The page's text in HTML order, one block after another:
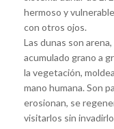
hermoso y
con otros ojos.
Las dunas son
acumulado grano a
la vegetación,
mano humana. Son
erosionan, se
visitarlos sin